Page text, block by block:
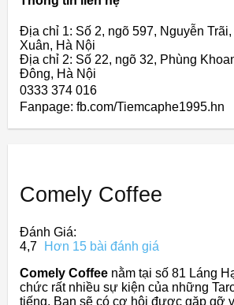
Địa chỉ 1: Số 2, ngõ 597, Nguyễn
Xuân, Hà Nội
Địa chỉ 2: Số 22, ngõ 32, Phùng
Đông, Hà Nội
0333 374 016
Fanpage: fb.com/Tiemcaphe1995.hn
Comely Coffee
Đánh Giá:
4,7
Hơn 15 bài đánh giá
Comely Coffee nằm tại số 81 Láng
chức rất nhiều sự kiện của những
tiếng. Bạn sẽ có cơ hội được gặp gỡ